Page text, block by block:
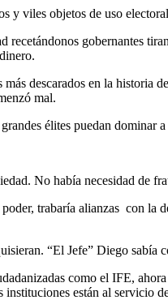
y viles objetos de uso
recetándonos gobernantes
descarados en la historia
mal.
élites puedan dominar
No había necesidad de
trabaría alianzas con la
“El Jefe” Diego sabía
como el IFE,
están al servicio